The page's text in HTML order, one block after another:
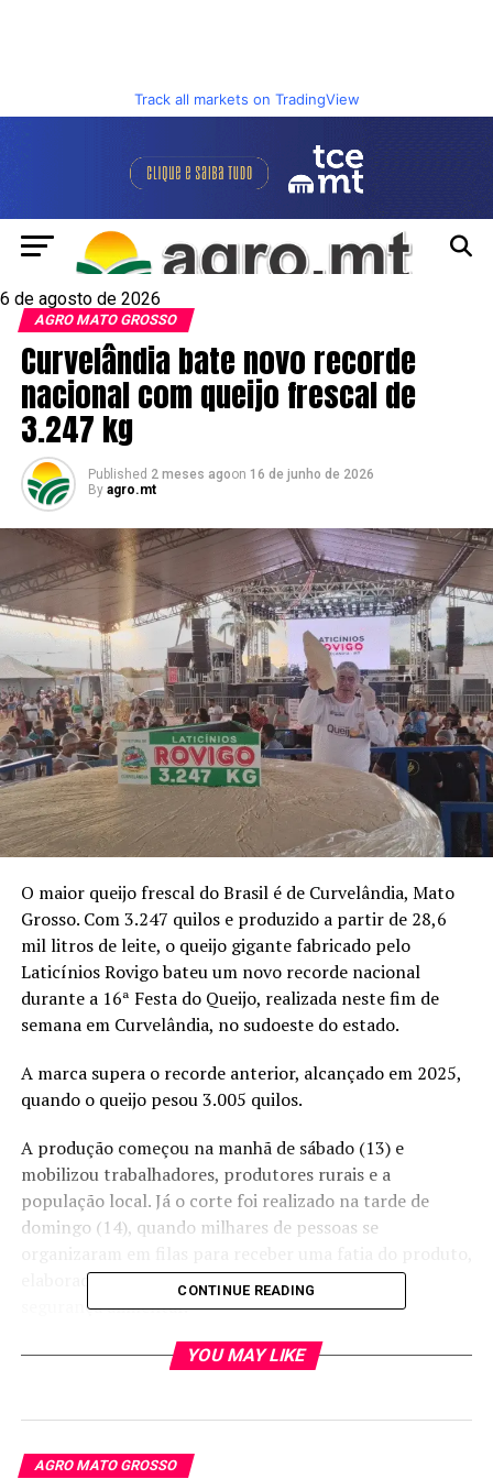
Track all markets on TradingView
6 de agosto de 2026
AGRO MATO GROSSO
Curvelândia bate novo recorde
nacional com queijo frescal de
3.247 kg
Published 2 meses agoon 16 de junho de 2026
By agro.mt
O maior queijo frescal do Brasil é de Curvelândia, Mato
Grosso. Com 3.247 quilos e produzido a partir de 28,6
mil litros de leite, o queijo gigante fabricado pelo
Laticínios Rovigo bateu um novo recorde nacional
durante a 16ª Festa do Queijo, realizada neste fim de
semana em Curvelândia, no sudoeste do estado.
A marca supera o recorde anterior, alcançado em 2025,
quando o queijo pesou 3.005 quilos.
A produção começou na manhã de sábado (13) e
mobilizou trabalhadores, produtores rurais e a
população local. Já o corte foi realizado na tarde de
domingo (14), quando milhares de pessoas se
elaborado sob rigorosos padrões de qualidade e
segurança alimentar.
A produção ocorreu nas instalações do Laticínios
envolveu planejamento logístico, acompanhamento
CONTINUE READING
YOU MAY LIKE
AGRO MATO GROSSO